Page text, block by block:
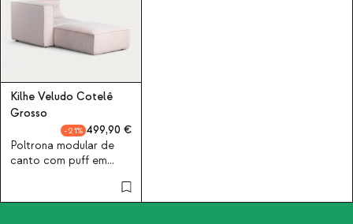
Kilhe Veludo Cotelê
Grosso
21
499,90
Poltrona modular de
canto com puff em